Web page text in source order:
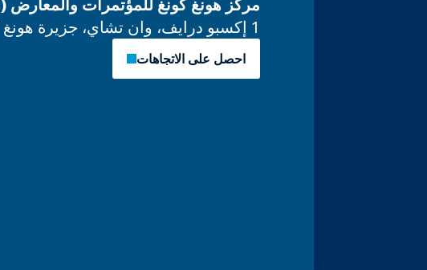
مركز هونغ كونغ للمؤتمرات والمعارض (HKCEC)
1 إكسبو درايف، وان تشاي، جزيرة هونغ كونغ
احصل على الاتجاهات